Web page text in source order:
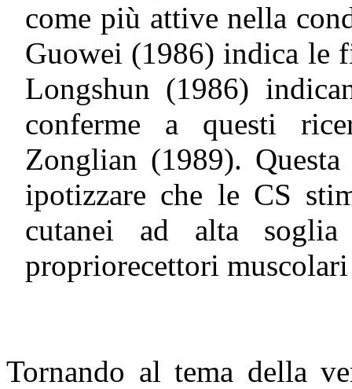
come più attive nella
Guowei (1986) indica le
Longshun (1986)
conferme a questi
Zonglian (1989).
ipotizzare che le CS
cutanei ad alta
propriorecettori
Tornando al tema della